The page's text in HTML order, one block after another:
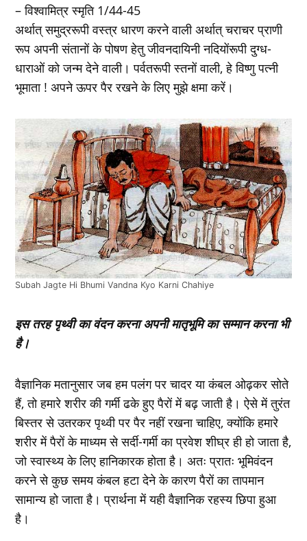
– विश्वामित्र स्मृति 1/44-45
अर्थात् समुद्ररूपी वस्त्र धारण करने वाली अर्थात् चराचर प्राणी
रूप अपनी संतानों के पोषण हेतु जीवनदायिनी नदियोंरूपी दुग्ध-
धाराओं को जन्म देने वाली। पर्वतरूपी स्तनों वाली, हे विष्णु पत्नी
भूमाता ! अपने ऊपर पैर रखने के लिए मुझे क्षमा करें।
Subah Jagte Hi Bhumi Vandna Kyo Karni Chahiye
इस तरह पृथ्वी का वंदन करना अपनी मातृभूमि का सम्मान करना भी
है।
वैज्ञानिक मतानुसार जब हम पलंग पर चादर या कंबल ओढ़कर सोते
हैं, तो हमारे शरीर की गर्मी ढके हुए पैरों में बढ़ जाती है। ऐसे में तुरंत
बिस्तर से उतरकर पृथ्वी पर पैर नहीं रखना चाहिए, क्योंकि हमारे
शरीर में पैरों के माध्यम से सर्दी-गर्मी का प्रवेश शीघ्र ही हो जाता है,
जो स्वास्थ्य के लिए हानिकारक होता है। अतः प्रातः भूमिवंदन
करने से कुछ समय कंबल हटा देने के कारण पैरों का तापमान
सामान्य हो जाता है। प्रार्थना में यही वैज्ञानिक रहस्य छिपा हुआ
है।